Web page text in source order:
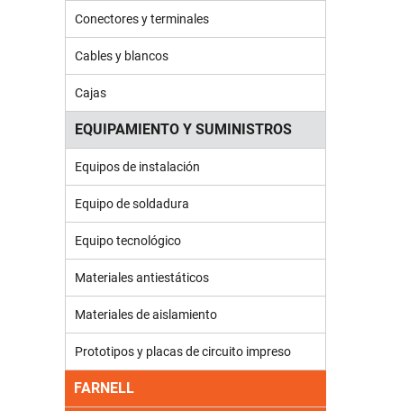
Conectores y terminales
Cables y blancos
Cajas
EQUIPAMIENTO Y SUMINISTROS
Equipos de instalación
Equipo de soldadura
Equipo tecnológico
Materiales antiestáticos
Materiales de aislamiento
Prototipos y placas de circuito impreso
FARNELL